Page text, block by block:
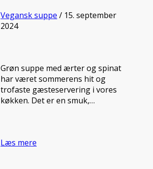
Vegansk suppe / 15. september
2024
Grøn suppe med ærter og spinat
har været sommerens hit og
trofaste gæsteservering i vores
køkken. Det er en smuk,…
Læs mere